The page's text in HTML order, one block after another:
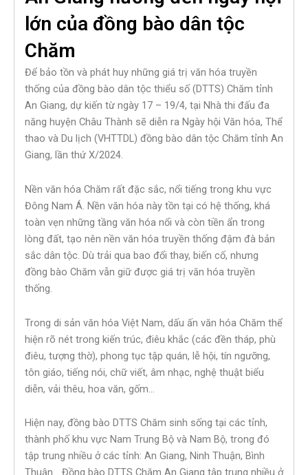
lớn của đồng bào dân tộc
Chăm
Để bảo tồn và phát huy những giá trị văn hóa truyền
thống của đồng bào dân tộc thiểu số (DTTS) Chăm tỉnh
An Giang, dự kiến từ ngày 17 – 19/4, tại Nhà thi đấu đa
năng huyện Châu Thành sẽ diễn ra Ngày hội Văn hóa, Thể
thao và Du lịch (VHTTDL) đồng bào dân tộc Chăm tỉnh An
Giang, lần thứ X/2024.
Nền văn hóa Chăm rất đặc sắc, nổi tiếng trong khu vực
Đông Nam Á. Nền văn hóa này tồn tại có hệ thống, khá
toàn vẹn những tầng văn hóa nổi và còn tiền ẩn trong
lòng đất, tạo nên nền văn hóa truyền thống đậm đà bản
sắc dân tộc. Dù trải qua bao đổi thay, biến cố, nhưng
đồng bào Chăm vẫn giữ được giá trị văn hóa truyền
thống.
Trong di sản văn hóa Việt Nam, dấu ấn văn hóa Chăm thể
hiện rõ nét trong kiến trúc, điêu khắc (các đền tháp, phù
điêu, tượng thờ), phong tục tập quán, lễ hội, tín ngưỡng,
tôn giáo, tiếng nói, chữ viết, âm nhạc, nghệ thuật biểu
diễn, vải thêu, hoa văn, gốm…
Hiện nay, đồng bào DTTS Chăm sinh sống tại các tỉnh,
thành phố khu vực Nam Trung Bộ và Nam Bộ, trong đó
tập trung nhiều ở các tỉnh: An Giang, Ninh Thuận, Bình
Thuận… Đồng bào DTTS Chăm An Giang tập trung nhiều ở